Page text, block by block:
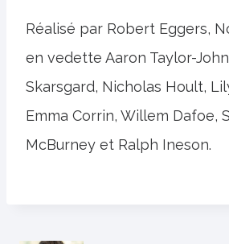
Réalisé par Robert Eggers,
en vedette Aaron Taylor-
Skarsgard, Nicholas Hoult,
Emma Corrin, Willem Dafoe,
McBurney et Ralph Ineson.